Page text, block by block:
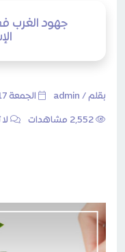
جهود الغرب
بقلم / admin الجمعة 17 صفر 1435هـ 20 ديسمبر 2013م